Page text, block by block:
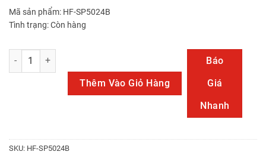
Mã sản phẩm: HF-SP5024B
Tình trạng: Còn hàng
HF-SP5024B số lượng
Thêm Vào Giỏ Hàng
Báo
Giá
Nhanh
SKU: HF-SP5024B